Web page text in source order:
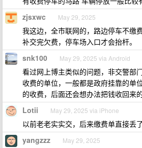
zjsxwc May 29, 2025
我这边，全市联网的，路边停车不缴
补交完欠费，停车场入口才会抬杆。
snk100 May 29, 2025 via Android
看过网上博主类似的问题，非交警部
收费的单位，一般都是政府挂靠的单
的收费，后面还会想办法把钱收回来的
Lotii May 29, 2025 via iPhone
以前老老实实交，后来缴费单直接丢
yangzzz May 29, 2025